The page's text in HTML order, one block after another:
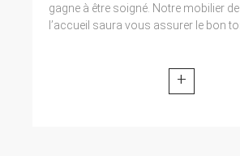
gagne à être soigné. Notre mobilier
l’accueil saura vous assurer le bon
+